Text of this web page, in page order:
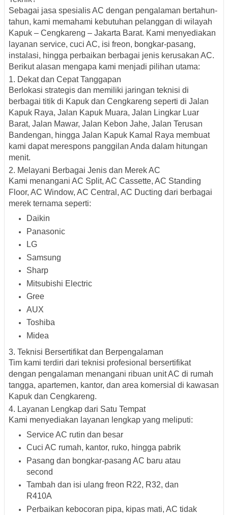
Sebagai jasa spesialis AC dengan pengalaman bertahun-
tahun, kami memahami kebutuhan pelanggan di wilayah
Kapuk – Cengkareng – Jakarta Barat. Kami menyediakan
layanan service, cuci AC, isi freon, bongkar-pasang,
instalasi, hingga perbaikan berbagai jenis kerusakan AC.
Berikut alasan mengapa kami menjadi pilihan utama:
1. Dekat dan Cepat Tanggapan
Berlokasi strategis dan memiliki jaringan teknisi di
berbagai titik di Kapuk dan Cengkareng seperti di Jalan
Kapuk Raya, Jalan Kapuk Muara, Jalan Lingkar Luar
Barat, Jalan Mawar, Jalan Kebon Jahe, Jalan Terusan
Bandengan, hingga Jalan Kapuk Kamal Raya membuat
kami dapat merespons panggilan Anda dalam hitungan
menit.
2. Melayani Berbagai Jenis dan Merek AC
Kami menangani AC Split, AC Cassette, AC Standing
Floor, AC Window, AC Central, AC Ducting dari berbagai
merek ternama seperti:
Daikin
Panasonic
LG
Samsung
Sharp
Mitsubishi Electric
Gree
AUX
Toshiba
Midea
3. Teknisi Bersertifikat dan Berpengalaman
Tim kami terdiri dari teknisi profesional bersertifikat
dengan pengalaman menangani ribuan unit AC di rumah
tangga, apartemen, kantor, dan area komersial di kawasan
Kapuk dan Cengkareng.
4. Layanan Lengkap dari Satu Tempat
Kami menyediakan layanan lengkap yang meliputi:
Service AC rutin dan besar
Cuci AC rumah, kantor, ruko, hingga pabrik
Pasang dan bongkar-pasang AC baru atau
second
Tambah dan isi ulang freon R22, R32, dan
R410A
Perbaikan kebocoran pipa, kipas mati, AC tidak